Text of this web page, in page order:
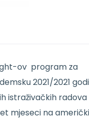
ov program za
2021/2021
istraživačkih radova
mjeseci na